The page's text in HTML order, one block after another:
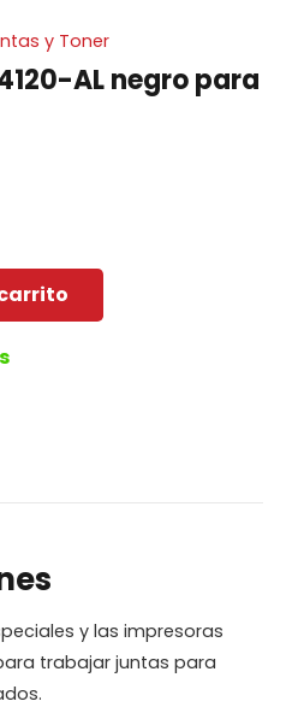
y Toner
AL negro para
y las impresoras
trabajar juntas para